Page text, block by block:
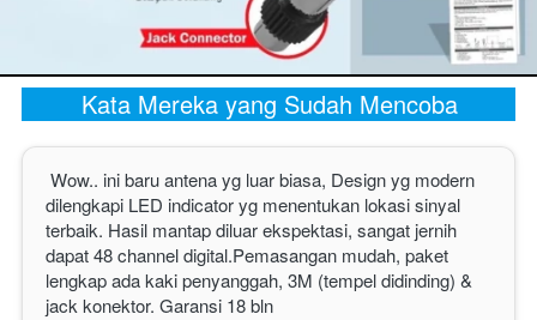
Kata Mereka yang Sudah Mencoba
Wow.. ini baru antena yg luar biasa, Design yg modern
dilengkapi LED indicator yg menentukan lokasi sinyal
terbaik. Hasil mantap diluar ekspektasi, sangat jernih
dapat 48 channel digital.Pemasangan mudah, paket
lengkap ada kaki penyanggah, 3M (tempel didinding) &
jack konektor. Garansi 18 bln